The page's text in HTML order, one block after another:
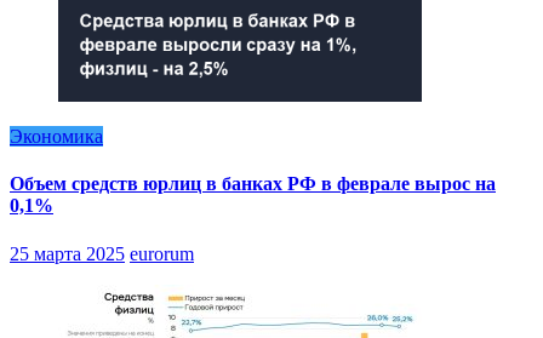
Экономика
Объем средств юрлиц в банках РФ в феврале вырос на
0,1%
25 марта 2025 eurorum